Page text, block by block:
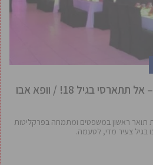
דעה: אל תיכנעי ללחצים – אל תתארסי בגיל 18! / וופא אבו
תואר ראשון במשפטים ומתמחה בפרקליטות
בגיל צעיר מדי, לטעמה.